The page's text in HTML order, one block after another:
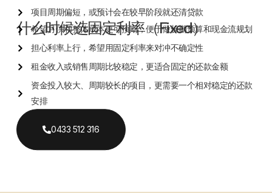
项目周期偏短，或预计会在较早阶段就还清贷款
什么时候选固定利率（Fixed）
希望月供和整体成本更可预期，便于做长期预算和现金流规划
担心利率上行，希望用固定利率来对冲不确定性
租金收入或销售周期比较稳定，更适合固定的还款金额
资金投入较大、周期较长的项目，更需要一个相对稳定的还款
安排
0433 512 316